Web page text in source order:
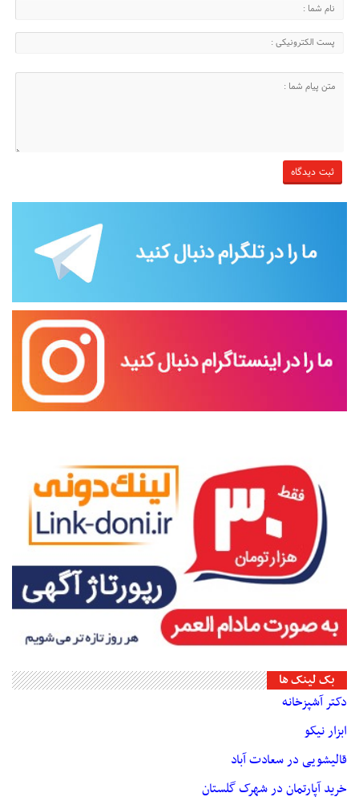
بک لینک ها
دکتر آشپزخانه
ابزار نیکو
قالیشویی در سعادت آباد
خرید آپارتمان در شهرک گلستان